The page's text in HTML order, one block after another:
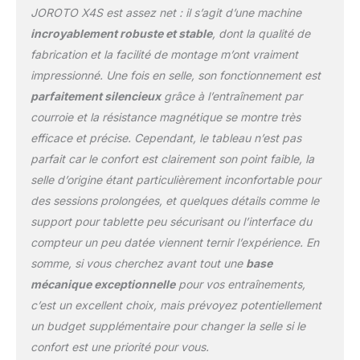
mm et structure multi-
triangles; avec des
connexions uniques, le
siège et le guidon
garderont plus stables
pendant le cyclisme;
avec des stabilisateurs
élargies et des manivelles
en acier élargies, les
vélos d'exercice JOROTO
environ 150 kg et
dureront très longtemps.
【Entièrement Réglable
Pour Toute la Famille】-
réglables en 4 positions
pour s'adapter à tous les
membres de la famille de
différentes hauteurs
JOROTO X4S est assez net : il s’agit d’une machine
incroyablement robuste et stable, dont la qualité de
fabrication et la facilité de montage m’ont vraiment
impressionné. Une fois en selle, son fonctionnement est
parfaitement silencieuxgrâce à l’entraînement par
courroie et la résistance magnétique se montre très
efficace et précise. Cependant, le tableau n’est pas
parfait car le confort est clairement son point faible, la
selle d’origine étant particulièrement inconfortable pour
des sessions prolongées, et quelques détails comme le
support pour tablette peu sécurisant ou l’interface du
compteur un peu datée viennent ternir l’expérience. En
somme, si vous cherchez avant tout une base
mécanique exceptionnellepour vos entraînements,
c’est un excellent choix, mais prévoyez potentiellement
un budget supplémentaire pour changer la selle si le
confort est une priorité pour vous.